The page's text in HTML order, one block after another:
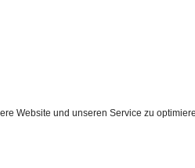
Website und unseren Service zu